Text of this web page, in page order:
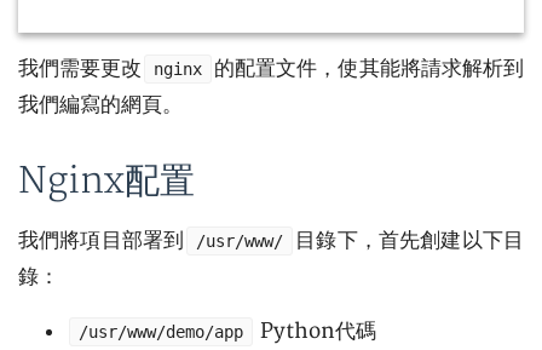
我們需要更改 nginx
的配置文件，使其能將請求解析到
我們編寫的網頁。
Nginx配置
我們將項目部署到 /usr/www/
目錄下，首先創建以下目
錄：
/usr/www/demo/app Python代碼